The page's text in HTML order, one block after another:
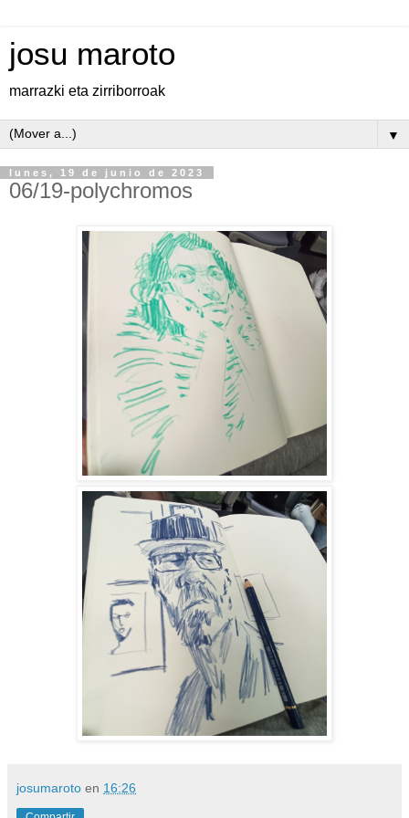
josu maroto
marrazki eta zirriborroak
▼
lunes, 19 de junio de 2023
06/19-polychromos
josumaroto en 16:26